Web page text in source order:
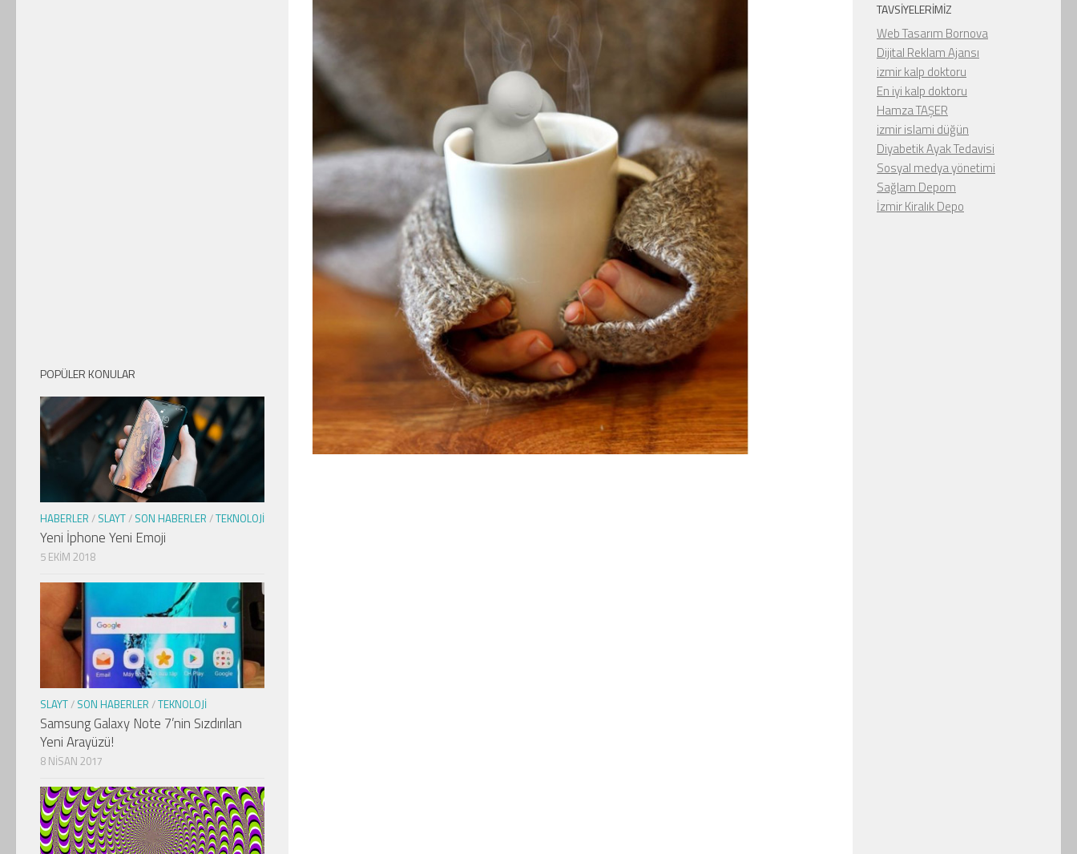
POPÜLER KONULAR
HABERLER / SLAYT/ SON HABERLER /TEKNOLOJI
Yeni İphone Yeni Emoji
5 EKIM 2018
SLAYT/ SON HABERLER /TEKNOLOJI
Samsung Galaxy Note 7’nin Sızdırılan
Yeni Arayüzü!
8 NISAN 2017
TAVSIYELERIMIZ
Web Tasarım Bornova
Dijital Reklam Ajansı
izmir kalp doktoru
En iyi kalp doktoru
Hamza TAŞER
izmir islami düğün
Diyabetik Ayak Tedavisi
Sosyal medya yönetimi
Sağlam Depom
İzmir Kiralık Depo